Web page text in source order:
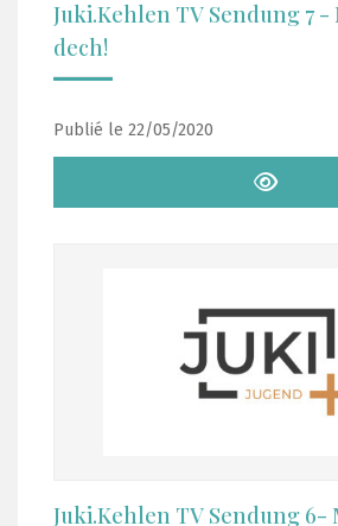
Juki.Kehlen TV Sendung 7
dech!
Publié le 22/05/2020
Juki.Kehlen TV Sendung 6-